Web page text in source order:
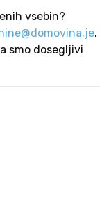
vsebin?
.
smo dosegljivi